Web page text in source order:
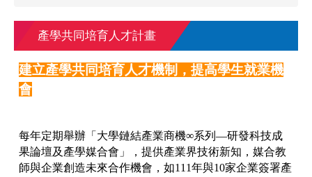
產學共同培育人才計畫
建立產學共同培育人才機制，提高學生就業機
會
每年定期舉辦「大學鏈結產業商機∞系列—研發科技成
果論壇及產學媒合會」，提供產業界技術新知，媒合教
師與企業創造未來合作機會，如111年與10家企業簽署產